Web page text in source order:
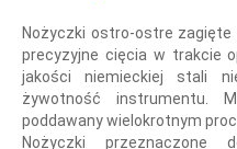
Nożyczki ostro-ostre zagięte
precyzyjne cięcia w trakcie
jakości niemieckiej stali
żywotność instrumentu.
poddawany wielokrotnym
Nożyczki przeznaczone